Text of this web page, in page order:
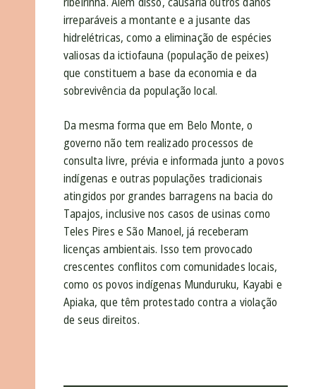
irreparáveis a montante e a jusante das
hidrelétricas, como a eliminação de espécies
valiosas da ictiofauna (população de peixes)
que constituem a base da economia e da
sobrevivência da população local.
Da mesma forma que em Belo Monte, o
governo não tem realizado processos de
consulta livre, prévia e informada junto a povos
indígenas e outras populações tradicionais
atingidos por grandes barragens na bacia do
Tapajos, inclusive nos casos de usinas como
Teles Pires e São Manoel, já receberam
licenças ambientais. Isso tem provocado
crescentes conflitos com comunidades locais,
como os povos indígenas Munduruku, Kayabi e
Apiaka, que têm protestado contra a violação
de seus direitos.